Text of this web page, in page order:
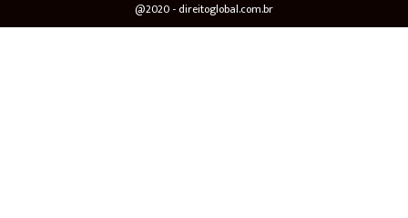
@2020 - direitoglobal.com.br